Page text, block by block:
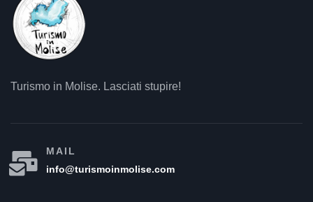
Turismo in Molise. Lasciati stupire!
MAIL
info@turismoinmolise.com